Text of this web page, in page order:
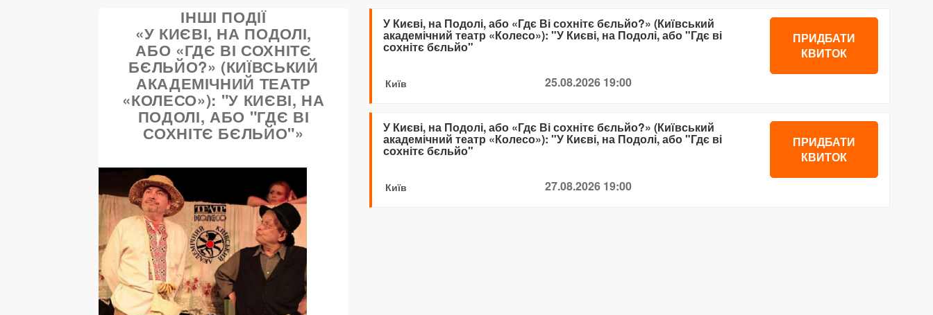
ІНШІ ПОДІЇ
«У КИЄВІ, НА ПОДОЛІ,
АБО «ГДЄ ВІ СОХНІТЄ
БЄЛЬЙО?» (КИЇВСЬКИЙ
АКАДЕМІЧНИЙ ТЕАТР
«КОЛЕСО»): "У КИЄВІ, НА
ПОДОЛІ, АБО "ГДЄ ВІ
СОХНІТЄ БЄЛЬЙО"»
У Києві, на Подолі, або «Гдє Ві сохнітє бєльйо?» (Київський
академічний театр «Колесо»): "У Києві, на Подолі, або "Гдє ві
сохнітє бєльйо"
Київ 25.08.2026 19:00
ПРИДБАТИ
КВИТОК
У Києві, на Подолі, або «Гдє Ві сохнітє бєльйо?» (Київський
академічний театр «Колесо»): "У Києві, на Подолі, або "Гдє ві
сохнітє бєльйо"
Київ 27.08.2026 19:00
ПРИДБАТИ
КВИТОК